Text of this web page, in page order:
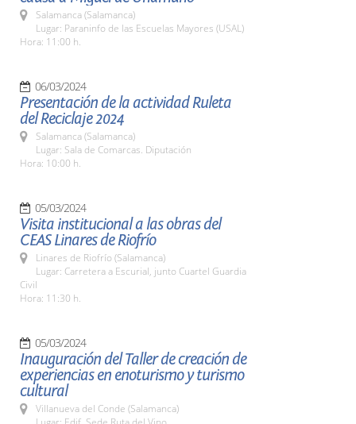
Salamanca (Salamanca)
Lugar: Paraninfo de las Escuelas Mayores (USAL)
Hora: 11:00 h.
06/03/2024
Presentación de la actividad Ruleta
del Reciclaje 2024
Salamanca (Salamanca)
Lugar: Sala de Comarcas. Diputación
Hora: 10:00 h.
05/03/2024
Visita institucional a las obras del
CEAS Linares de Riofrío
Linares de Riofrío (Salamanca)
Lugar: Carretera a Escurial, junto Cuartel Guardia
Civil
Hora: 11:30 h.
05/03/2024
Inauguración del Taller de creación de
experiencias en enoturismo y turismo
cultural
Villanueva del Conde (Salamanca)